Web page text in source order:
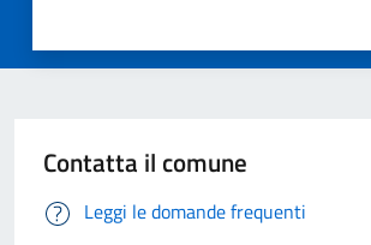
Contatta il comune
Leggi le domande frequenti